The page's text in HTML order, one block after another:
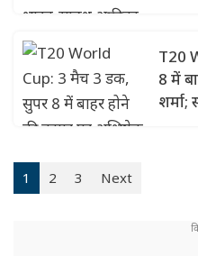
T20
8 में
1 2 3 Next